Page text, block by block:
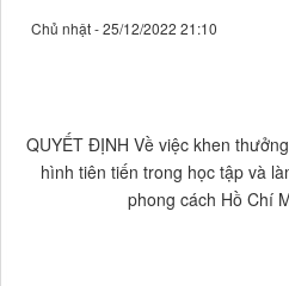
Chủ nhật - 25/12/2022 21:10
QUYẾT ĐỊNH Về việc khen
hình tiên tiến trong học tập và
phong cách Hồ Chí